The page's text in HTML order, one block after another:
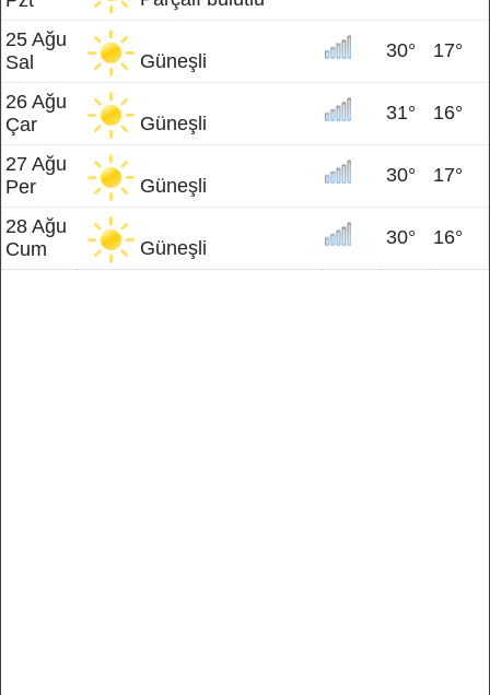
25 Ağu
Sal
Güneşli 30° 17°
26 Ağu
Çar
Güneşli 31° 16°
27 Ağu
Per
Güneşli 30° 17°
28 Ağu
Cum
Güneşli 30° 16°